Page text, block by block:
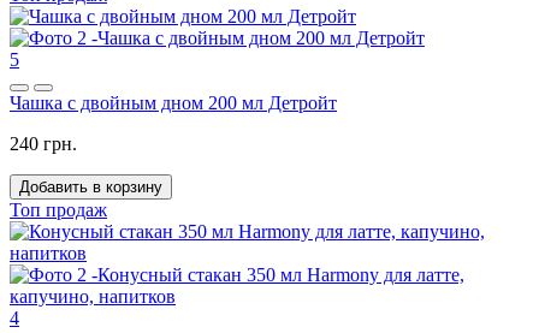
5
Чашка с двойным дном 200 мл Детройт
240 грн.
Добавить в корзину
Топ продаж
4